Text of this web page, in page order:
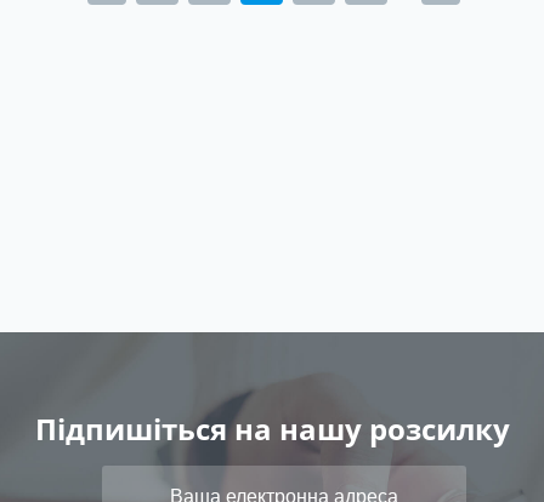
Підпишіться на нашу розсилку